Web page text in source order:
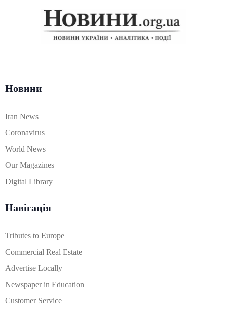
Новини
Iran News
Coronavirus
World News
Our Magazines
Digital Library
Навігація
Tributes to Europe
Commercial Real Estate
Advertise Locally
Newspaper in Education
Customer Service